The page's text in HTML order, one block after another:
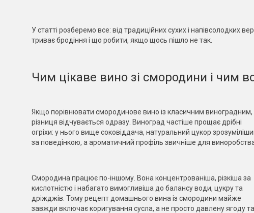
У статті розберемо все: від традиційних сухих і напівсолодких
триває бродіння і що робити, якщо щось пішло не так.
Чим цікаве вино зі смородини і чим
Якщо порівнювати смородинове вино із класичним виноградним,
різниця відчувається одразу. Виноград частіше прощає дрібні
огріхи: у нього вище соковіддача, натуральний цукор
за поведінкою, а ароматичний профіль звичніше для
Смородина працює по-іншому. Вона концентрованіша, різкіша за
кислотністю і набагато вимогливіша до балансу води, цукру та
дріжджів. Тому рецепт домашнього вина із смородини майже
завжди включає коригування сусла, а не просто давлену ягоду та